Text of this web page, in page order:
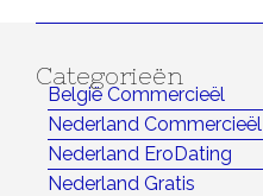
Categorieën
België Commercieël
Nederland Commercieël
Nederland EroDating
Nederland Gratis